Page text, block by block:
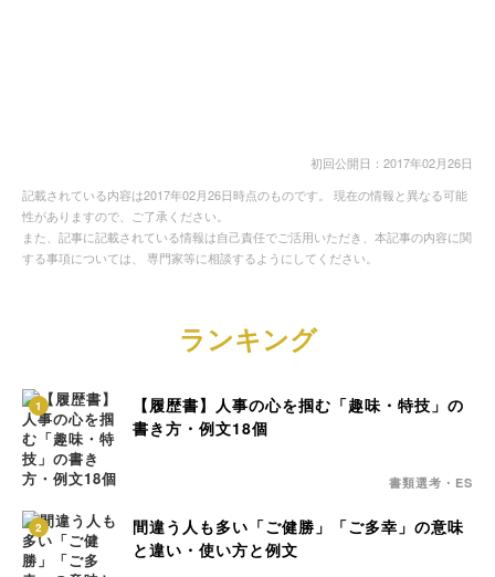
初回公開日：2017年02月26日
記載されている内容は2017年02月26日時点のものです。 現在の情報と異なる可能
性がありますので、ご了承ください。
また、記事に記載されている情報は自己責任でご活用いただき、本記事の内容に関
する事項については、 専門家等に相談するようにしてください。
ランキング
1
【履歴書】人事の心を掴む「趣味・特技」の
書き方・例文18個
書類選考・ES
2
間違う人も多い「ご健勝」「ご多幸」の意味
と違い・使い方と例文